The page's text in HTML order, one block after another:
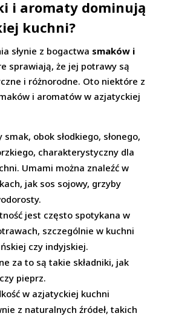
i aromaty dominują
kuchni?
słynie z bogactwa smaków i
sprawiają, że jej potrawy są
i różnorodne. Oto niektóre z
i aromatów w azjatyckiej
smak, obok słodkiego, słonego,
charakterystyczny dla
Umami można znaleźć w
jak sos sojowy, grzyby
jest często spotykana w
szczególnie w kuchni
czy indyjskiej.
za to są takie składniki, jak
pieprz.
w azjatyckiej kuchni
z naturalnych źródeł, takich